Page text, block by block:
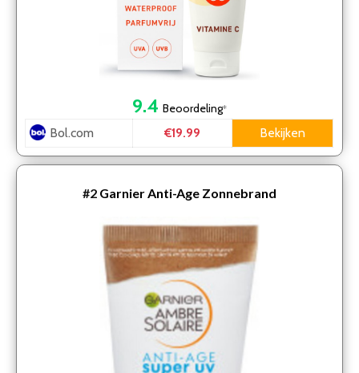
9.4 Beoordeling*
Bol.com €19.99 Bekijken
#2 Garnier Anti-Age Zonnebrand